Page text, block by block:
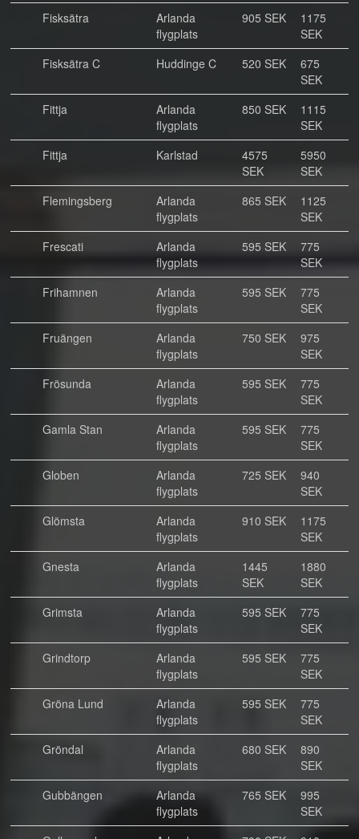
Fisksätra
Arlanda
flygplats
905 SEK
1175
SEK
Fisksätra C
Huddinge C 520 SEK
675
SEK
Fittja
Arlanda
flygplats
850 SEK
1115
SEK
Fittja
Karlstad
4575
SEK
5950
SEK
Flemingsberg
Arlanda
flygplats
865 SEK
1125
SEK
Frescati
Arlanda
flygplats
595 SEK
775
SEK
Frihamnen
Arlanda
flygplats
595 SEK
775
SEK
Fruängen
Arlanda
flygplats
750 SEK
975
SEK
Frösunda
Arlanda
flygplats
595 SEK
775
SEK
Gamla Stan
Arlanda
flygplats
595 SEK
775
SEK
Globen
Arlanda
flygplats
725 SEK
940
SEK
Glömsta
Arlanda
flygplats
910 SEK
1175
SEK
Gnesta
Arlanda
flygplats
1445
SEK
1880
SEK
Grimsta
Arlanda
flygplats
595 SEK
775
SEK
Grindtorp
Arlanda
flygplats
595 SEK
775
SEK
Gröna Lund
Arlanda
flygplats
595 SEK
775
SEK
Gröndal
Arlanda
flygplats
680 SEK
890
SEK
Gubbängen
Arlanda
flygplats
765 SEK
995
SEK